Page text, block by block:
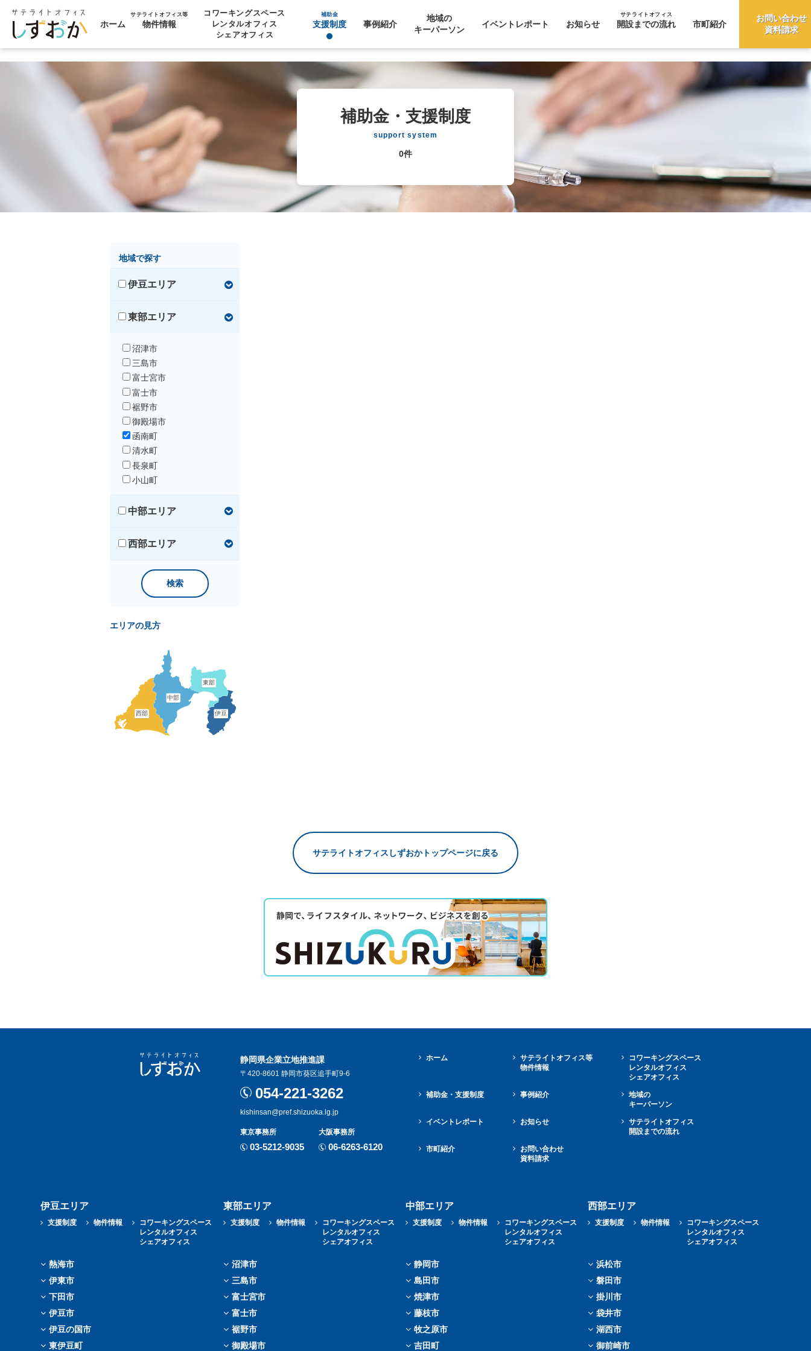
ホーム
サテライトオフィス等
物件情報
コワーキングスペース
レンタルオフィス
シェアオフィス
補助金
⽀援制度 事例紹介
地域の
キーパーソン
イベントレポート お知らせ
サテライトオフィス
開設までの流れ 市町紹介
お問い合わせ
資料請求
補助金・支援制度
support system
0件
地域で探す
伊豆エリア
東部エリア
沼津市
三島市
富士宮市
富士市
裾野市
御殿場市
函南町
清水町
長泉町
小山町
中部エリア
西部エリア
検索
エリアの見方
サテライトオフィスしずおかトップページに戻る
静岡県企業立地推進課
〒420-8601 静岡市葵区追手町9-6
054-221-3262
kishinsan@pref.shizuoka.lg.jp
東京事務所
03-5212-9035
大阪事務所
06-6263-6120
ホーム
サテライトオフィス等
物件情報
コワーキングスペース
レンタルオフィス
シェアオフィス
補助金・⽀援制度 事例紹介
地域の
キーパーソン
イベントレポート お知らせ
サテライトオフィス
開設までの流れ
市町紹介
お問い合わせ
資料請求
伊豆エリア
支援制度 物件情報
コワーキングスペース
レンタルオフィス
シェアオフィス
熱海市
伊東市
下田市
伊豆市
伊豆の国市
東伊豆町
東部エリア
支援制度 物件情報
コワーキングスペース
レンタルオフィス
シェアオフィス
沼津市
三島市
富士宮市
富士市
裾野市
御殿場市
中部エリア
支援制度 物件情報
コワーキングスペース
レンタルオフィス
シェアオフィス
静岡市
島田市
焼津市
藤枝市
牧之原市
吉田町
西部エリア
支援制度 物件情報
コワーキングスペース
レンタルオフィス
シェアオフィス
浜松市
磐田市
掛川市
袋井市
湖西市
御前崎市